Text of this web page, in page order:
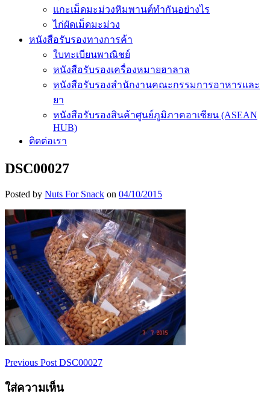
แกะเม็ดมะม่วงหิมพานต์ทำกันอย่างไร
ไก่ผัดเม็ดมะม่วง
หนังสือรับรองทางการค้า
ใบทะเบียนพาณิชย์
หนังสือรับรองเครื่องหมายฮาลาล
หนังสือรับรองสำนักงานคณะกรรมการอาหารและ
ยา
หนังสือรับรองสินค้าศูนย์ภูมิภาคอาเซียน (ASEAN
HUB)
ติดต่อเรา
DSC00027
Posted by Nuts For Snack on 04/10/2015
เมนู
นำทาง
Previous Post DSC00027
ใส่ความเห็น